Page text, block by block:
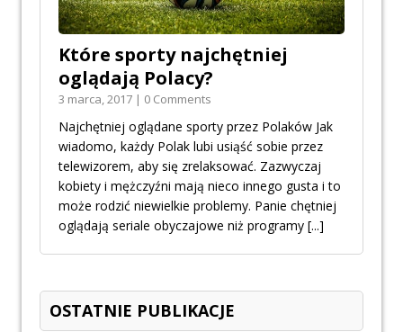
Które sporty najchętniej
oglądają Polacy?
3 marca, 2017 | 0 Comments
Najchętniej oglądane sporty przez Polaków Jak
wiadomo, każdy Polak lubi usiąść sobie przez
telewizorem, aby się zrelaksować. Zazwyczaj
kobiety i mężczyźni mają nieco innego gusta i to
może rodzić niewielkie problemy. Panie chętniej
oglądają seriale obyczajowe niż programy [...]
OSTATNIE PUBLIKACJE